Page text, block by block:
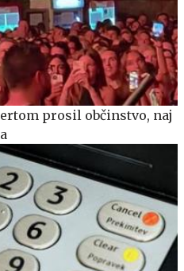
prosil občinstvo, naj